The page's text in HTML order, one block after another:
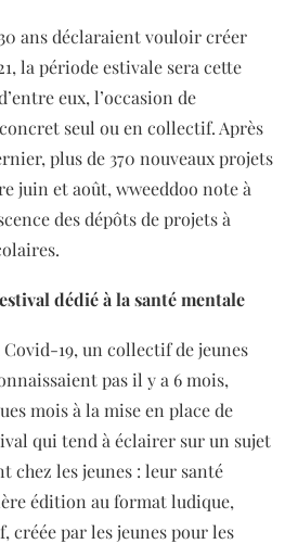
ans déclaraient vouloir créer
la période estivale sera cette
eux, l’occasion de
seul ou en collectif. Après
plus de 370 nouveaux projets
juin et août, wweeddoo note à
des dépôts de projets à
dédié à la santé mentale
Covid-19, un collectif de jeunes
pas il y a 6 mois,
mois à la mise en place de
qui tend à éclairer sur un sujet
chez les jeunes : leur santé
édition au format ludique,
créée par les jeunes pour les